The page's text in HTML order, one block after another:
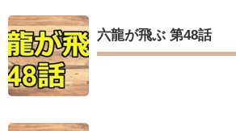
六龍が飛ぶ 第48話